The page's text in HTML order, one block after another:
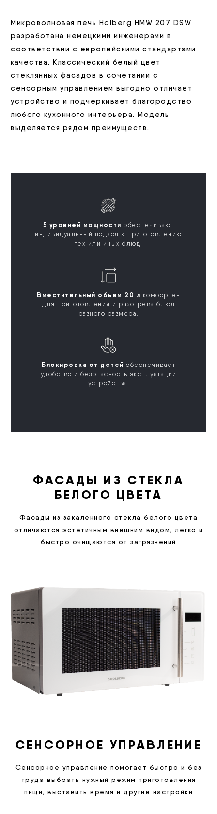
Микроволновая печь Holberg HMW 207 DSW
разработана немецкими инженерами в
соответствии с европейскими стандартами
качества. Классический белый цвет
стеклянных фасадов в сочетании с
сенсорным управлением выгодно отличает
устройство и подчеркивает благородство
любого кухонного интерьера. Модель
выделяется рядом преимуществ.
5 уровней мощности обеспечивают
индивидуальный подход к приготовлению
тех или иных блюд.
Вместительный объем 20 л комфортен
для приготовления и разогрева блюд
разного размера.
Блокировка от детей обеспечивает
удобство и безопасность эксплуатации
устройства.
ФАСАДЫ ИЗ СТЕКЛА
БЕЛОГО ЦВЕТА
Фасады из закаленного стекла белого цвета
отличаются эстетичным внешним видом, легко и
быстро очищаются от загрязнений
СЕНСОРНОЕ УПРАВЛЕНИЕ
Сенсорное управление помогает быстро и без
труда выбрать нужный режим приготовления
пищи, выставить время и другие настройки